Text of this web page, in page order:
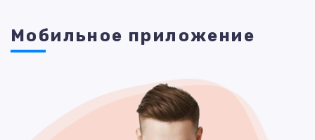
Мобильное приложение